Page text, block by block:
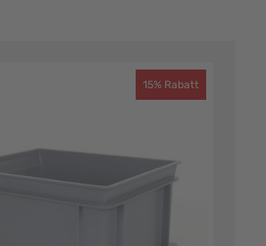
15% Rabatt